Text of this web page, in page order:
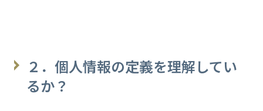
２．個人情報の定義を理解してい
るか？